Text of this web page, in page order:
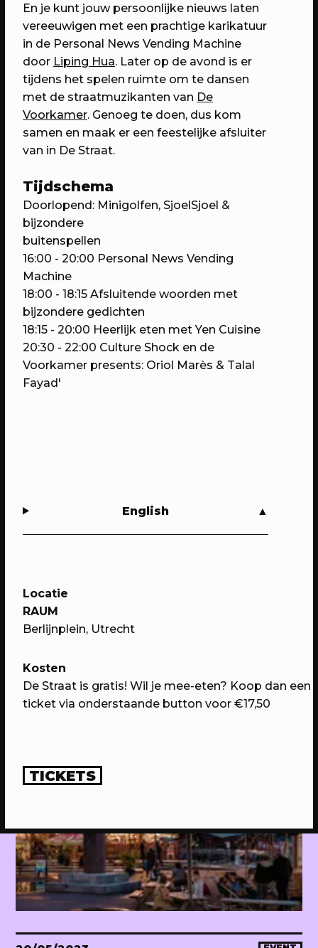
30/04/2023 PROGRAMMA
WEKEA: Huisfeest met Kapitaal
Utrecht!
Met muziek van Stranded.fm,
GigaSjoelen & nog veel meer.
07/05/2023
WEKEA: Buurtkamerfeest met de
Buurtwerkkamer
Met o.a. lancering Pop Up Plein-o-
WEKEA: Speelkamerfeest met Kars
+ Boom & Nimeto
Met o.a. spelen, verkleden, minidisco
Locatie
RAUM
Berlijnplein, Utrecht
Kosten
De Straat is gratis! Wil je mee-eten? Koop dan een
ticket via onderstaande button voor €17,50
TICKETS
En je kunt jouw persoonlijke nieuws laten
vereeuwigen met een prachtige karikatuur
in de Personal News Vending Machine
door Liping Hua. Later op de avond is er
tijdens het spelen ruimte om te dansen
met de straatmuzikanten van De
Voorkamer. Genoeg te doen, dus kom
samen en maak er een feestelijke afsluiter
van in De Straat.
Tijdschema
Doorlopend: Minigolfen, SjoelSjoel &
bijzondere
buitenspellen
16:00 - 20:00 Personal News Vending
Machine
18:00 - 18:15 Afsluitende woorden met
bijzondere gedichten
18:15 - 20:00 Heerlijk eten met Yen Cuisine
20:30 - 22:00 Culture Shock en de
Voorkamer presents: Oriol Marès & Talal
Fayad'
English